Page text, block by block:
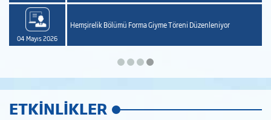
04 Mayıs 2026
Hemşirelik Bölümü Forma Giyme Töreni Düzenleniyor
ETKINLIKLER